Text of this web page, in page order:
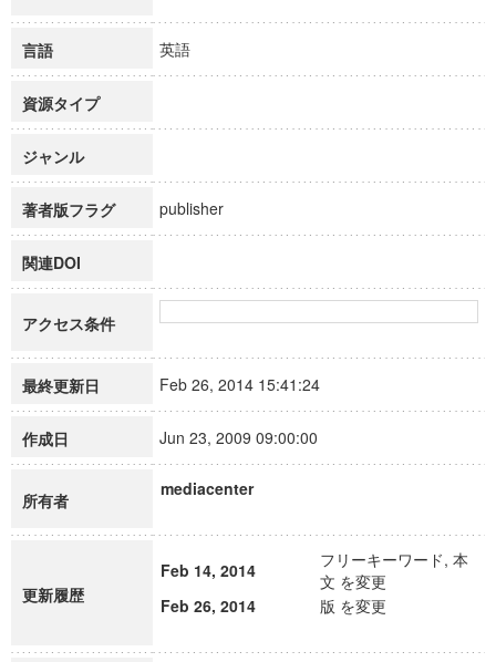
言語 英語
資源タイプ
ジャンル
著者版フラグ publisher
関連DOI
アクセス条件
最終更新日 Feb 26, 2014 15:41:24
作成日 Jun 23, 2009 09:00:00
所有者
mediacenter
更新履歴
Feb 14, 2014
フリーキーワード, 本
文 を変更
Feb 26, 2014
版 を変更